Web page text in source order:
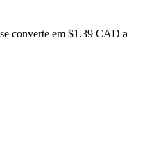
converte em $1.39 CAD a